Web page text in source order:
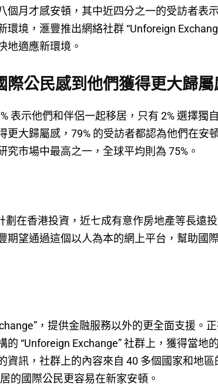
個月才感安頓，其中近四分之一的受訪者表
環境，滙豐推出網絡社群 “Unforeign
地適應新環境。
際公民感到他們獲得更大歸屬
表示他們和伴侶一起移居，只有 2% 選擇獨
更大歸屬感，79% 的受訪者都認為他們在安
市場中最高之一，全球平均則為 75%。
劃在香港投資，近七成有意作房地產等長遠
期望通過這個以人為本的網上平台，幫助國
，提供金融服務以外的更全面支援。
“Unforeign Exchange” 社群上，獲得當地
資訊，社群上的內容來自 40 多個國家和地
的國際公民更容易在新家安頓。